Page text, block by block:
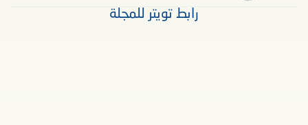
رابط تويتر للمجلة